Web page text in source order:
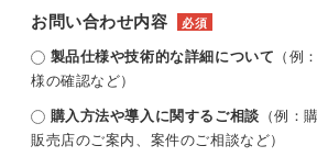
お問い合わせ内容 必須
製品仕様や技術的な詳細について （例
様の確認など）
購入方法や導入に関するご相談 （例：
販売店のご案内、案件のご相談など）